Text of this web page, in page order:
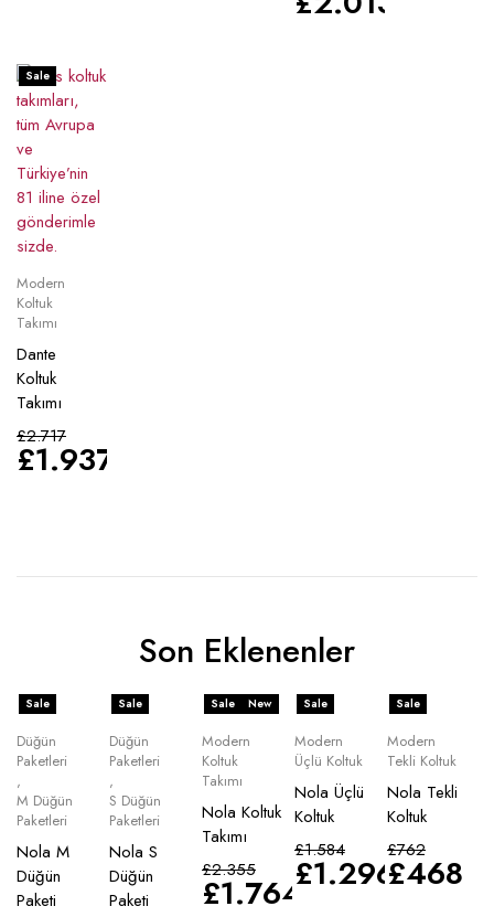
Sale
Modern
Koltuk
Takımı
Dante
Koltuk
Takımı
£2.717
£1.937
Son Eklenenler
Sale
Düğün
Paketleri
,
M Düğün
Paketleri
Nola M
Düğün
Paketi
Sale
Düğün
Paketleri
,
S Düğün
Paketleri
Nola S
Düğün
Paketi
Sale New
Modern
Koltuk
Takımı
Nola Koltuk
Takımı
£2.355
£1.764
Sale
Modern
Üçlü Koltuk
Nola Üçlü
Koltuk
£1.584
£1.296
Sale
Modern
Tekli Koltuk
Nola Tekli
Koltuk
£762
£468